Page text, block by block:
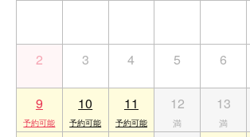
2 3 4 5 6
9 10 11 12 13